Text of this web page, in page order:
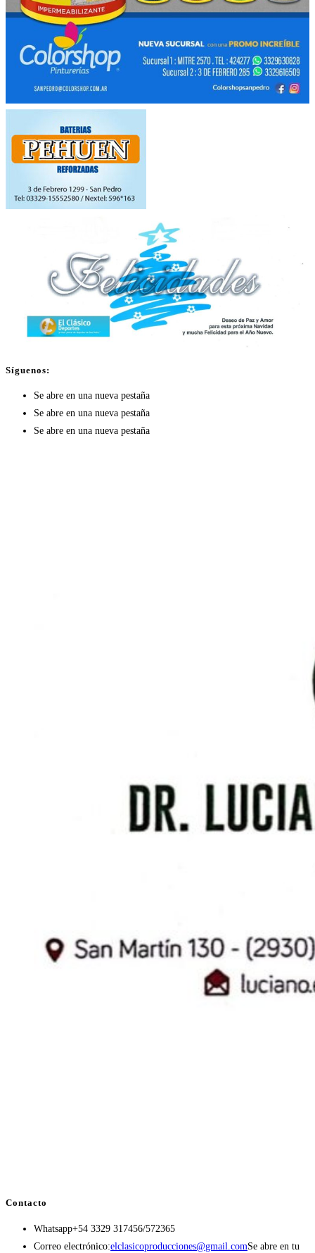
Síguenos:
Se abre en una nueva pestaña
Se abre en una nueva pestaña
Se abre en una nueva pestaña
Contacto
Whatsapp+54 3329 317456/572365
Correo electrónico:elclasicoproducciones@gmail.comSe abre en tu